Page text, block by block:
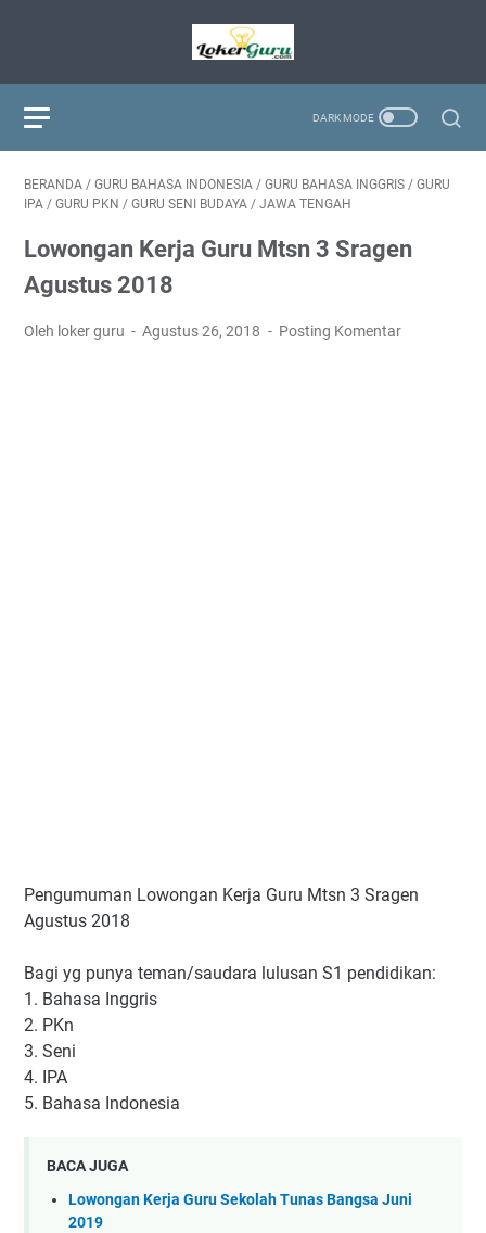
BERANDA / GURU BAHASA INDONESIA / GURU BAHASA INGGRIS / GURU
IPA / GURU PKN / GURU SENI BUDAYA / JAWA TENGAH
Lowongan Kerja Guru Mtsn 3 Sragen
Agustus 2018
Oleh loker guru Agustus 26, 2018 Posting Komentar
Pengumuman Lowongan Kerja Guru Mtsn 3 Sragen
Agustus 2018
Bagi yg punya teman/saudara lulusan S1 pendidikan:
1. Bahasa Inggris
2. PKn
3. Seni
4. IPA
5. Bahasa Indonesia
BACA JUGA
Lowongan Kerja Guru Sekolah Tunas Bangsa Juni
2019